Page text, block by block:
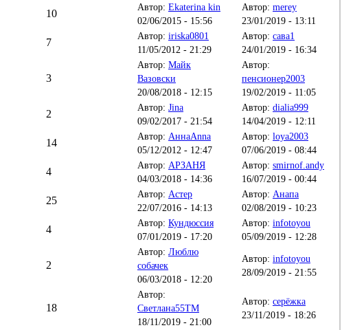
10
Автор: Ekaterina kin
02/06/2015 - 15:56
Автор: merey
23/01/2019 - 13:11
7
Автор: iriska0801
11/05/2012 - 21:29
Автор: сава1
24/01/2019 - 16:34
3
Автор: Майк
Вазовски
20/08/2018 - 12:15
Автор:
пенсионер2003
19/02/2019 - 11:05
2
Автор: Jina
09/02/2017 - 21:54
Автор: dialia999
14/04/2019 - 12:11
14
Автор: АннаAnna
05/12/2012 - 12:47
Автор: loya2003
07/06/2019 - 08:44
4
Автор: АРЗАНЯ
04/03/2018 - 14:36
Автор: smirnof.andy
16/07/2019 - 00:44
25
Автор: Астер
22/07/2016 - 14:13
Автор: Анапа
02/08/2019 - 10:23
4
Автор: Кундюссия
07/01/2019 - 17:20
Автор: infotoyou
05/09/2019 - 12:28
2
Автор: Люблю
собачек
06/03/2018 - 12:20
Автор: infotoyou
28/09/2019 - 21:55
18
Автор:
Светлана55TM
18/11/2019 - 21:00
Автор: серёжка
23/11/2019 - 18:26